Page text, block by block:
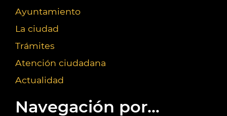
Ayuntamiento
La ciudad
Trámites
Atención ciudadana
Actualidad
Navegación por...